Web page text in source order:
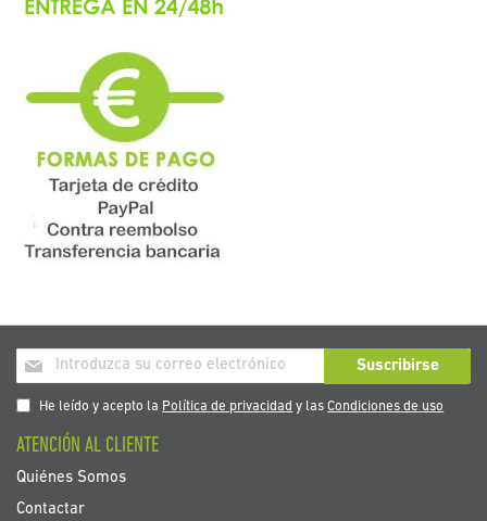
Inscríbase
a
nuestro
de
noticias:
Suscribirse
He leído y acepto la Política de privacidad y lasCondiciones de uso
ATENCIÓN AL CLIENTE
Quiénes Somos
Contactar